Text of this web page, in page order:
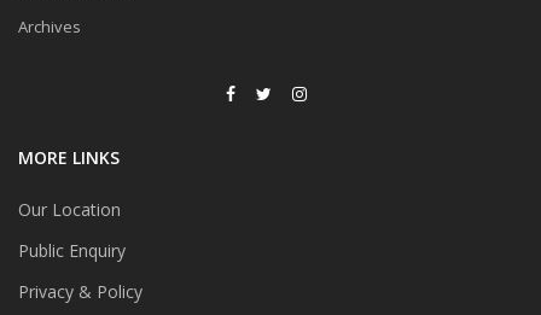
Archives
MORE LINKS
Our Location
Public Enquiry
Privacy & Policy